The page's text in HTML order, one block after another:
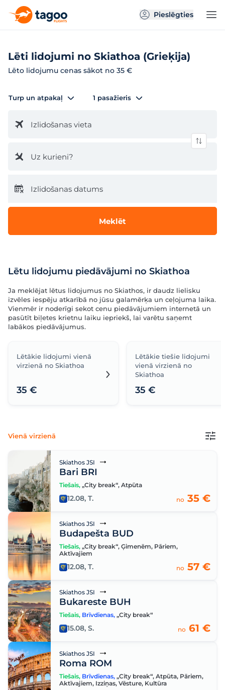
Pieslēgties
Lēti lidojumi no Skiathoa (Grieķija)
Lēto lidojumu cenas sākot no 35 €
Turp un atpakaļ 1 pasažieris
Izlidošanas vieta
Uz kurieni?
Izlidošanas datums
Meklēt
Lētu lidojumu piedāvājumi no Skiathoa
Ja meklējat lētus lidojumus no Skiathos, ir daudz lielisku
izvēles iespēju atkarībā no jūsu galamērķa un ceļojuma laika.
Vienmēr ir noderīgi sekot cenu piedāvājumiem internetā un
pasūtīt biļetes krietnu laiku iepriekš, lai varētu saņemt
labākos piedāvājumus.
Lētākie lidojumi vienā
virzienā no Skiathoa
35 €
Lētākie tiešie lidojumi
vienā virzienā no
Skiathoa
35 €
Vienā virzienā
Skiathos JSI
Bari BRI
Tiešais, „City break“, Atpūta
12.08, T. no 35 €
Skiathos JSI
Budapešta BUD
Tiešais, „City break“, Ģimenēm, Pāriem,
Aktīvajiem
12.08, T. no 57 €
Skiathos JSI
Bukareste BUH
Tiešais, Brīvdienas, „City break“
15.08, S. no 61 €
Skiathos JSI
Roma ROM
Tiešais, Brīvdienas, „City break“, Atpūta, Pāriem,
Aktīvajiem, Izziņas, Vēsture, Kultūra